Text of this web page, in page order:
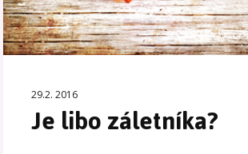
29.2. 2016
Je libo záletníka?